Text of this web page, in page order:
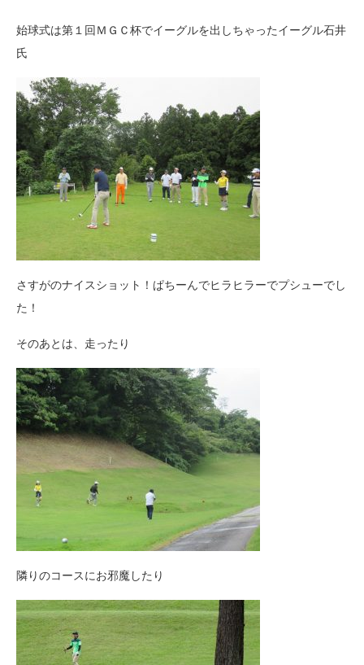
始球式は第１回ＭＧＣ杯でイーグルを出しちゃったイーグル石井
氏
さすがのナイスショット！ぱちーんでヒラヒラーでプシューでし
た！
そのあとは、走ったり
隣りのコースにお邪魔したり